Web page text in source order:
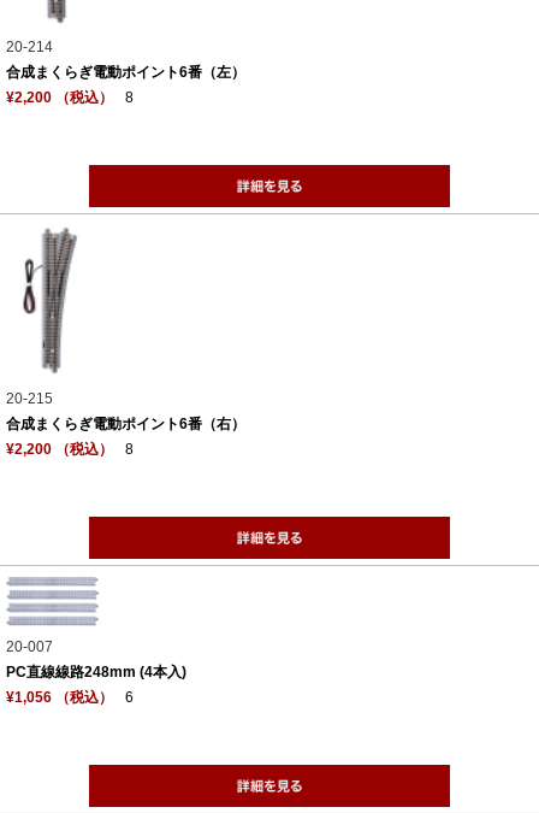
20-214
合成まくらぎ電動ポイント6番（左）
¥2,200 （税込）
8
20-215
合成まくらぎ電動ポイント6番（右）
¥2,200 （税込）
8
20-007
PC直線線路248mm (4本入)
¥1,056 （税込）
6